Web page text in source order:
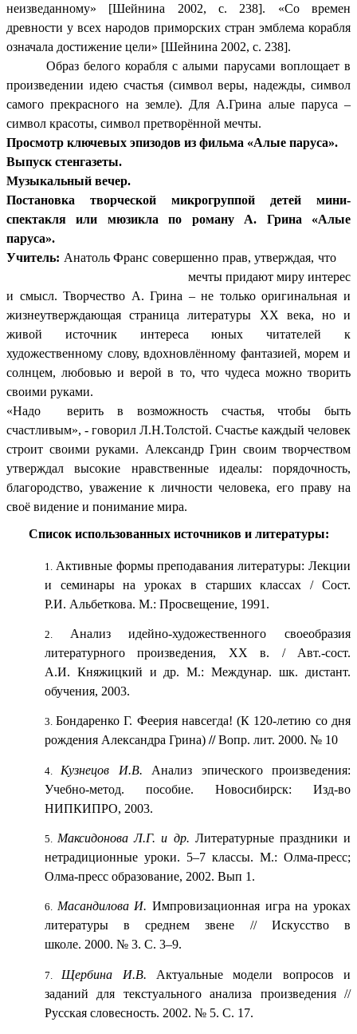
неизведанному» [Шейнина 2002, с. 238]. «Со времен
древности у всех народов приморских стран эмблема корабля
означала достижение цели» [Шейнина 2002, с. 238].
Образ белого корабля с алыми парусами воплощает в
произведении идею счастья(символ веры, надежды, символ
самого прекрасного на земле). Для А.Грина алые паруса –
символ красоты, символ претворённой мечты.
Просмотр ключевых эпизодов из фильма «Алые паруса».
Выпуск стенгазеты.
Музыкальный вечер.
Постановка творческой микрогруппой детей мини-
спектакля или мюзикла по роману А. Грина «Алые
паруса».
Учитель: Анатоль Франс совершенно прав, утверждая, что
мечты придают миру интерес
и смысл. Творчество А. Грина – не только оригинальная и
жизнеутверждающая страница литературы ХХ века, но и
живой источник интереса юных читателей к
художественному слову, вдохновлённому фантазией, морем и
солнцем, любовью и верой в то, что чудеса можно творить
своими руками.
«Надо верить в возможность счастья, чтобы быть
счастливым», - говорил Л.Н.Толстой. Счастье каждый человек
строит своими руками. Александр Грин своим творчеством
утверждал высокие нравственные идеалы: порядочность,
благородство, уважение к личности человека, его праву на
своё видение и понимание мира.
Список использованных источников и литературы:
Активные формы преподавания литературы: Лекции
и семинары на уроках в старших классах / Сост.
Р.И. Альбеткова. М.: Просвещение, 1991.
Анализ идейно-художественного своеобразия
литературного произведения, XX в. / Авт.-сост.
А.И. Княжицкий и др. М.: Междунар. шк. дистант.
обучения, 2003.
Бондаренко Г. Феерия навсегда! (К 120-летию со дня
рождения Александра Грина)//Вопр. лит. 2000. № 10
Кузнецов И.В. Анализ эпического произведения:
Учебно-метод. пособие. Новосибирск: Изд-во
НИПКИПРО, 2003.
Максидонова Л.Г. и др. Литературные праздники и
нетрадиционные уроки. 5–7 классы. М.: Олма-пресс;
Олма-пресс образование, 2002. Вып 1.
Масандилова И. Импровизационная игра на уроках
литературы в среднем звене // Искусство в
школе. 2000. № 3. С. 3–9.
Щербина И.В. Актуальные модели вопросов и
заданий для текстуального анализа произведения //
Русская словесность. 2002. № 5. С. 17.